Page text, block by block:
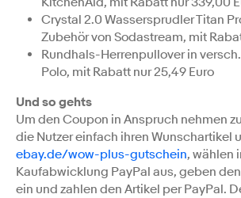
Crystal 2.0 Wassersprudler Titan
Zubehör von Sodastream, mit
Rundhals-Herrenpullover in versch.
Polo, mit Rabatt nur 25,49 Euro
Und so gehts
Um den Coupon in Anspruch nehmen
die Nutzer einfach ihren Wunschartikel
ebay.de/wow-plus-gutschein, wählen
Kaufabwicklung PayPal aus, geben
ein und zahlen den Artikel per PayPal.